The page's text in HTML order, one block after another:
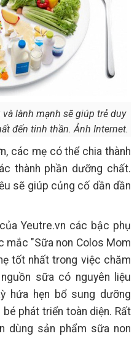
lành mạnh sẽ giúp trẻ duy
đến tinh thần. Ảnh Internet.
các mẹ có thể chia thành
thành phần dưỡng chất.
sẽ giúp củng cố dần dần
Yeutre.vn các bậc phụ
mắc "Sữa non Colos Mom
tốt nhất trong việc chăm
sữa có nguyên liệu
hứa hẹn bổ sung dưỡng
phát triển toàn diện. Rất
dùng sản phẩm sữa non